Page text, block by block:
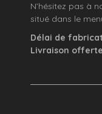
N’hésitez pas à
situé dans le
Délai de
Livraison